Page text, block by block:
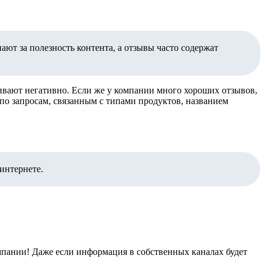
за полезность контента, а отзывы часто содержат
негативно. Если же у компании много хороших отзывов,
запросам, связанным с типами продуктов, названием
Даже если информация в собственных каналах будет